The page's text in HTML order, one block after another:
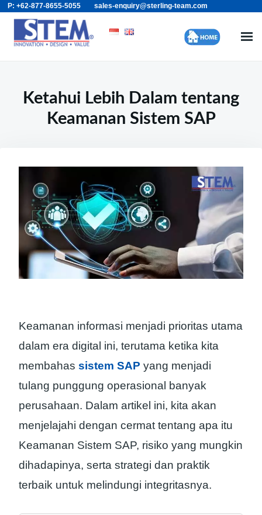
Skip
content
Search
for:
P: +62-877-8655-5055 sales-enquiry@sterling-team.com
Ketahui Lebih Dalam tentang
Keamanan Sistem SAP
Keamanan informasi menjadi prioritas utama
dalam era digital ini, terutama ketika kita
membahas sistem SAP yang menjadi
tulang punggung operasional banyak
perusahaan. Dalam artikel ini, kita akan
menjelajahi dengan cermat tentang apa itu
Keamanan Sistem SAP, risiko yang mungkin
dihadapinya, serta strategi dan praktik
terbaik untuk melindungi integritasnya.